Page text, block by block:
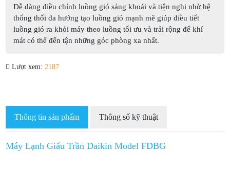
Dễ dàng điều chỉnh luồng gió sảng khoái và tiện nghi nhờ hệ
thống thổi đa hướng tạo luồng gió mạnh mẽ giúp điều tiết
luồng gió ra khỏi máy theo luồng tối ưu và trải rộng để khí
mát có thể đến tận những góc phòng xa nhất.
Lượt xem:2187
Thông tin sản phẩm Thông số kỹ thuật
Máy Lạnh Giấu Trần Daikin Model FDBG